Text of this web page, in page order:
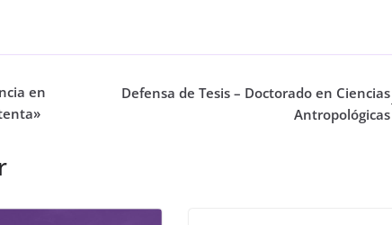
en
Defensa de Tesis – Doctorado en Ciencias
Antropológicas